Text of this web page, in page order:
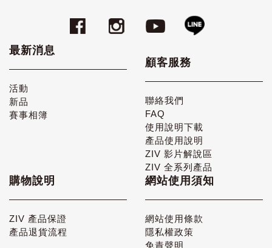
最新消息
活動
新品
賽事相簿
顧客服務
聯絡我們
FAQ
使用說明下載
產品使用說明
ZIV 影片解說區
ZIV 全系列產品
購物說明
ZIV 產品保證
產品退貨流程
網站使用須知
網站使用條款
隱私權政策
免責聲明